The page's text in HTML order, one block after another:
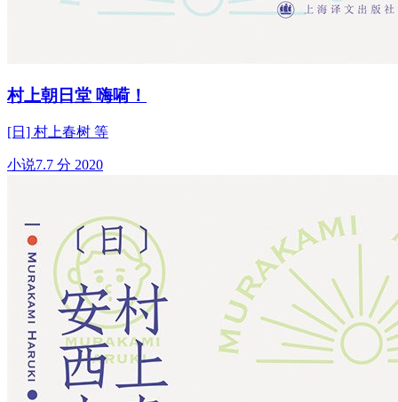
村上朝日堂 嗨嗬！
[日] 村上春树 等
小说7.7 分 2020